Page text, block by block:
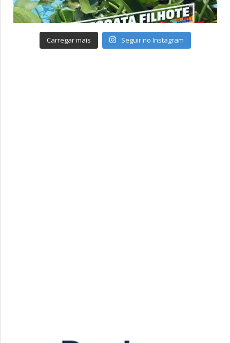
Carregar mais Seguir no Instagram